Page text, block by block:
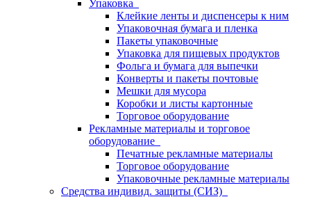
Упаковка
Клейкие ленты и диспенсеры к ним
Упаковочная бумага и пленка
Пакеты упаковочные
Упаковка для пищевых продуктов
Фольга и бумага для выпечки
Конверты и пакеты почтовые
Мешки для мусора
Коробки и листы картонные
Торговое оборудование
Рекламные материалы и торговое
оборудование
Печатные рекламные материалы
Торговое оборудование
Упаковочные рекламные материалы
Средства индивид. защиты (СИЗ)